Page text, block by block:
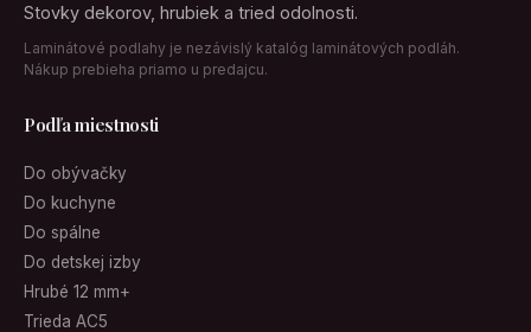
Stovky dekorov, hrubiek a tried odolnosti.
Laminátové podlahy je nezávislý katalóg laminátových podláh.
Nákup prebieha priamo u predajcu.
Podľa miestnosti
Do obývačky
Do kuchyne
Do spálne
Do detskej izby
Hrubé 12 mm+
Trieda AC5